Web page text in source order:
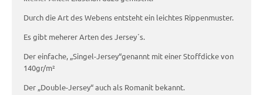
Durch die Art des Webens entsteht ein leichtes Rippenmuster.
Es gibt meherer Arten des Jersey´s.
Der einfache, „Singel-Jersey“genannt mit einer Stoffdicke von
140gr/m²
Der „Double-Jersey“ auch als Romanit bekannt.